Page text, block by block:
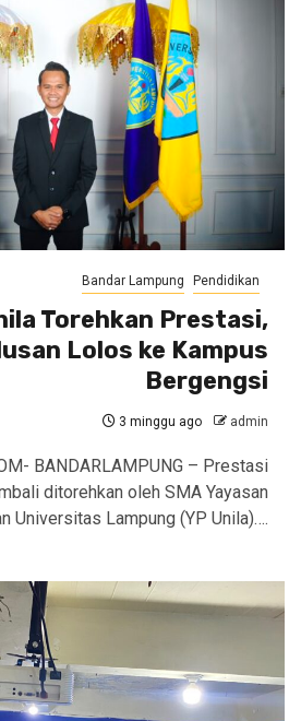
Bandar Lampung Pendidikan
Torehkan Prestasi,
Lolos ke Kampus
Bergengsi
3 minggu ago admin
BANDARLAMPUNG – Prestasi
ditorehkan oleh SMA Yayasan
Universitas Lampung (YP Unila)….